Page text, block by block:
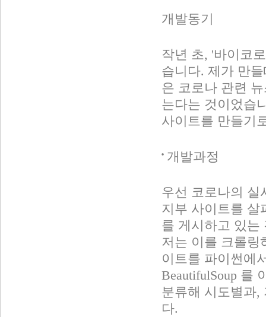
개발동기
작년 초, '바이코
습니다. 제가 만
은 코로나 관련
는다는 것이었습
사이트를 만들기
개발과정
우선 코로나의 실
지부 사이트를 살
를 게시하고 있는
저는 이를 크롤링
이트를 파이썬에
BeautifulSoup 를
분류해 시도별과,
다.